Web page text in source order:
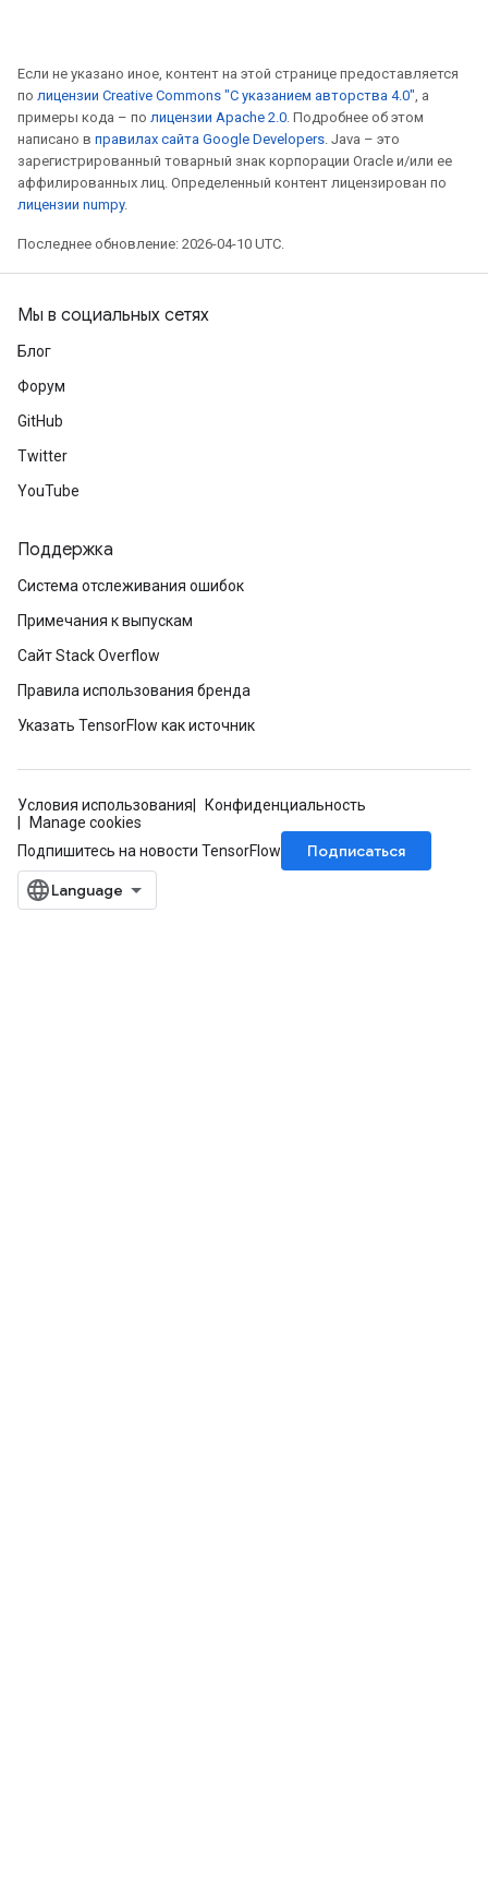
Если не указано иное, контент на этой странице предоставляется
по лицензии Creative Commons "С указанием авторства 4.0", а
примеры кода – по лицензии Apache 2.0. Подробнее об этом
написано в правилах сайта Google Developers. Java – это
зарегистрированный товарный знак корпорации Oracle и/или ее
аффилированных лиц. Определенный контент лицензирован по
лицензии numpy.
Последнее обновление: 2026-04-10 UTC.
Мы в социальных сетях
Блог
Форум
GitHub
Twitter
YouTube
Поддержка
Система отслеживания ошибок
Примечания к выпускам
Сайт Stack Overflow
Правила использования бренда
Указать TensorFlow как источник
Условия использования
Конфиденциальность
Manage cookies
Подпишитесь на новости TensorFlow
Подписаться